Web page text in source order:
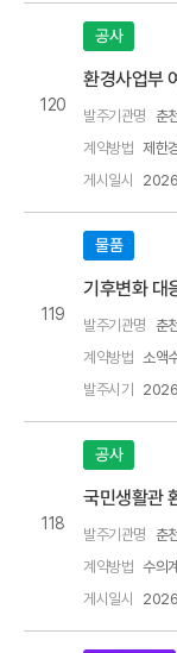
120
공사
환경사업부
발주기관명 춘
계약방법 제한
게시일시
119
물품
발주기관명 춘
계약방법 소액
발주시기
118
공사
국민생활관
발주기관명 춘
계약방법 수의
게시일시